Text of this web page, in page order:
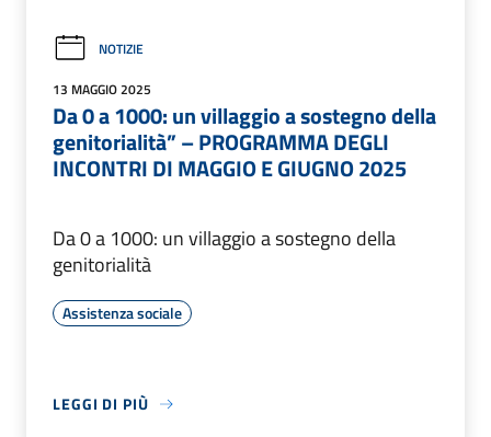
NOTIZIE
13 MAGGIO 2025
Da 0 a 1000: un villaggio a sostegno della
genitorialità” – PROGRAMMA DEGLI
INCONTRI DI MAGGIO E GIUGNO 2025
Da 0 a 1000: un villaggio a sostegno della
genitorialità
Assistenza sociale
LEGGI DI PIÙ